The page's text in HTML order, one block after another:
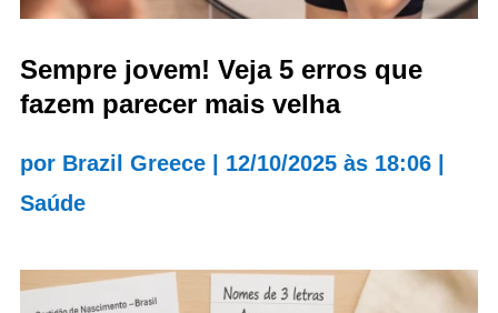
Sempre jovem! Veja 5 erros que
fazem parecer mais velha
por Brazil Greece| 12/10/2025 às 18:06|
Saúde